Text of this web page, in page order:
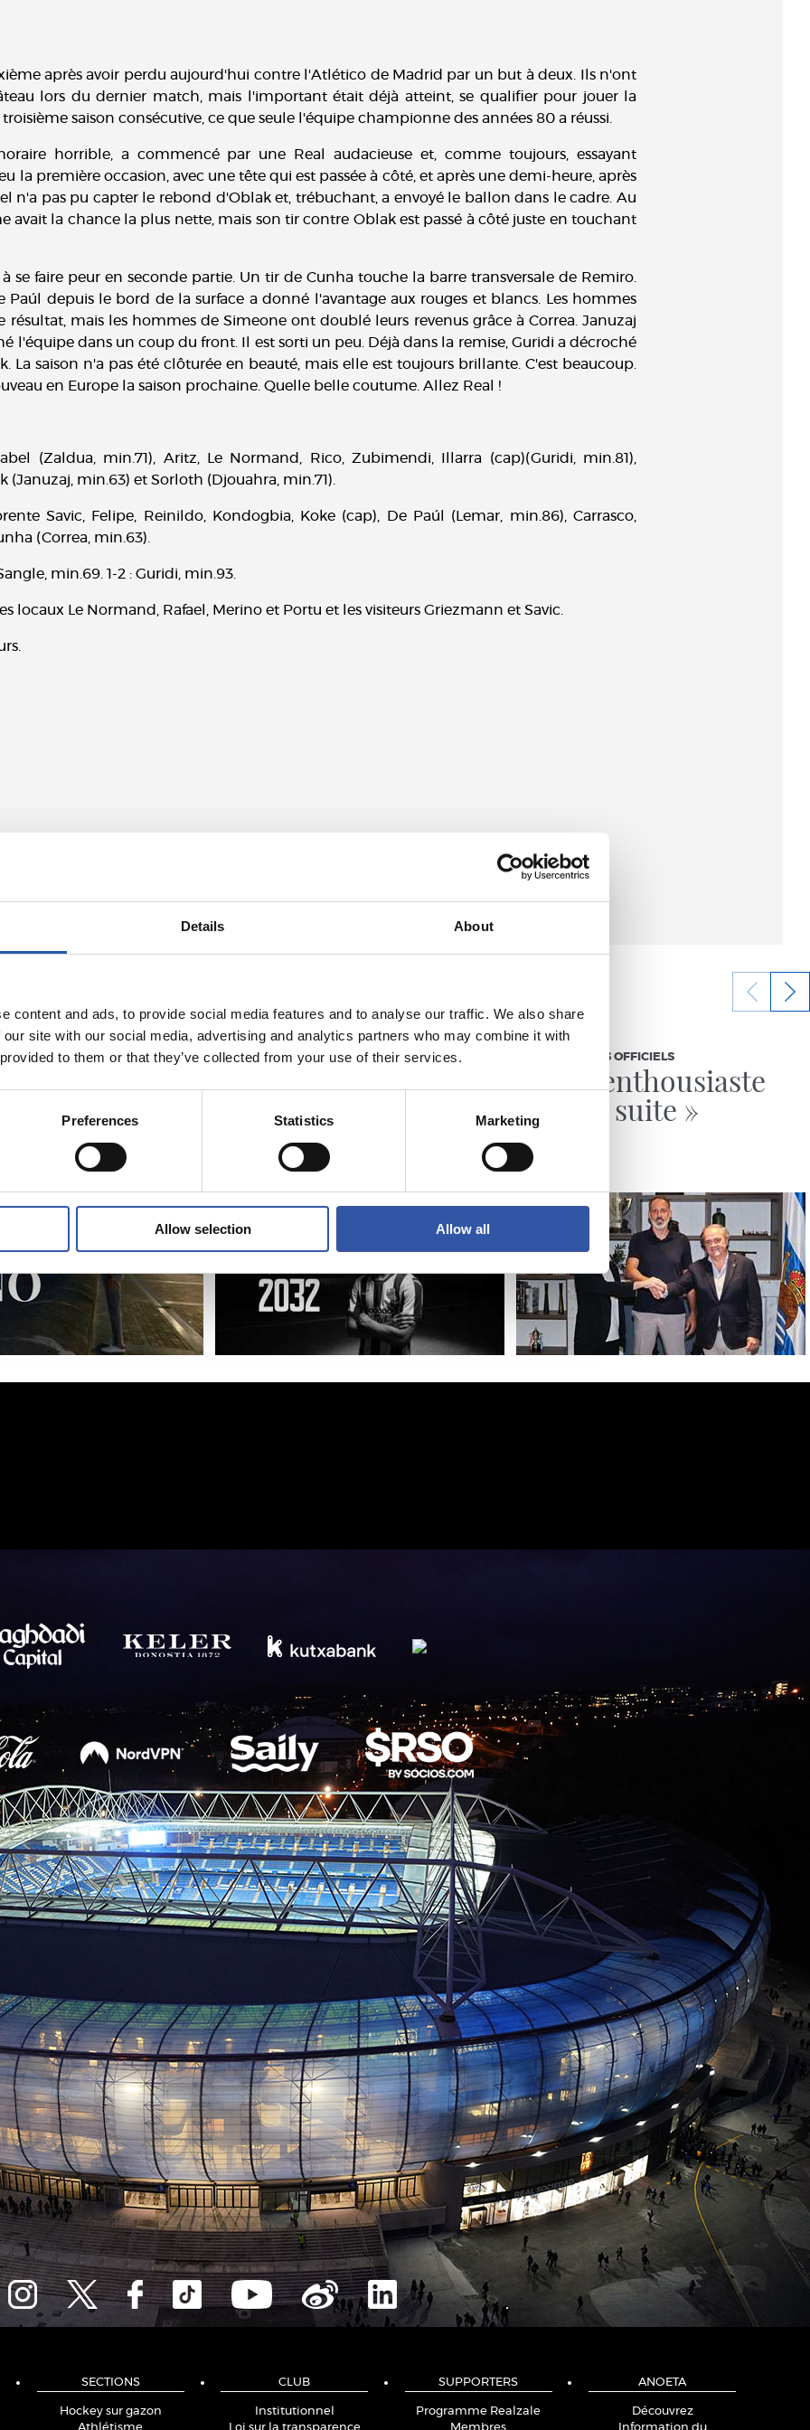
Details About
content and ads, to provide social media features and to analyse our traffic. We also share
site with our social media, advertising and analytics partners who may combine it with
to them or that they’ve collected from your use of their services.
Preferences Statistics Marketing
Allow selection Allow all
après avoir perdu aujourd'hui contre l'Atlético de Madrid par un but à deux. Ils n'ont
lors du dernier match, mais l'important était déjà atteint, se qualifier pour jouer la
saison consécutive, ce que seule l'équipe championne des années 80 a réussi.
horrible, a commencé par une Real audacieuse et, comme toujours, essayant
la première occasion, avec une tête qui est passée à côté, et après une demi-heure, après
n'a pas pu capter le rebond d'Oblak et, trébuchant, a envoyé le ballon dans le cadre. Au
avait la chance la plus nette, mais son tir contre Oblak est passé à côté juste en touchant
se faire peur en seconde partie. Un tir de Cunha touche la barre transversale de Remiro.
Paúl depuis le bord de la surface a donné l'avantage aux rouges et blancs. Les hommes
mais les hommes de Simeone ont doublé leurs revenus grâce à Correa. Januzaj
l'équipe dans un coup du front. Il est sorti un peu. Déjà dans la remise, Guridi a décroché
La saison n'a pas été clôturée en beauté, mais elle est toujours brillante. C'est beaucoup.
en Europe la saison prochaine. Quelle belle coutume. Allez Real !
(Zaldua, min.71), Aritz, Le Normand, Rico, Zubimendi, Illarra (cap)(Guridi, min.81),
(Januzaj, min.63) et Sorloth (Djouahra, min.71).
Savic, Felipe, Reinildo, Kondogbia, Koke (cap), De Paúl (Lemar, min.86), Carrasco,
(Correa, min.63).
min.69. 1-2 : Guridi, min.93.
locaux Le Normand, Rafael, Merino et Portu et les visiteurs Griezmann et Savic.
avec
Matarazzo
23/07/2026
COMMUNIQUÉS OFFICIELS
Verrouillé
07/07/2026
COMMUNIQUÉS OFFICIELS
« Très enthousiaste
pour la suite »
SECTIONS
Hockey sur gazon
CLUB
Institutionnel
SUPPORTERS
Programme Realzale
ANOETA
Découvrez